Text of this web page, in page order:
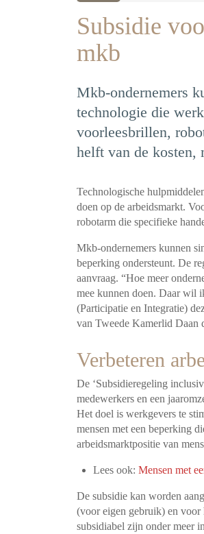
Subsidie
mkb
Mkb-ondernemers
technologie die
voorleesbrillen,
helft van de kosten,
Technologische
doen op de arbeidsmarkt.
robotarm die specifieke
Mkb-ondernemers kunnen
beperking ondersteunt. De
aanvraag. “Hoe meer
mee kunnen doen. Daar wil
(Participatie en Integratie)
van Tweede Kamerlid
Verbeteren
De ‘Subsidieregeling
medewerkers en een
Het doel is werkgevers te
mensen met een beperking
arbeidsmarktpositie van
Lees ook: Mensen met
De subsidie kan worden
(voor eigen gebruik) en
subsidiabel zijn onder meer